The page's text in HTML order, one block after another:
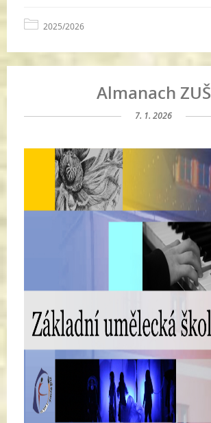
2025/2026
Almanach ZUŠ
7. 1. 2026